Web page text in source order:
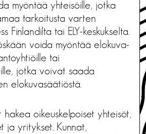
myöntää yhteisöille, jotka
tarkoitusta varten
Finlandilta tai ELY-keskukselta.
voida myöntää elokuva-
tai
jotka voivat saada
elokuvasäätiöstä.
hakea oikeuskelpoiset yhteisöt,
ja yritykset. Kunnat,